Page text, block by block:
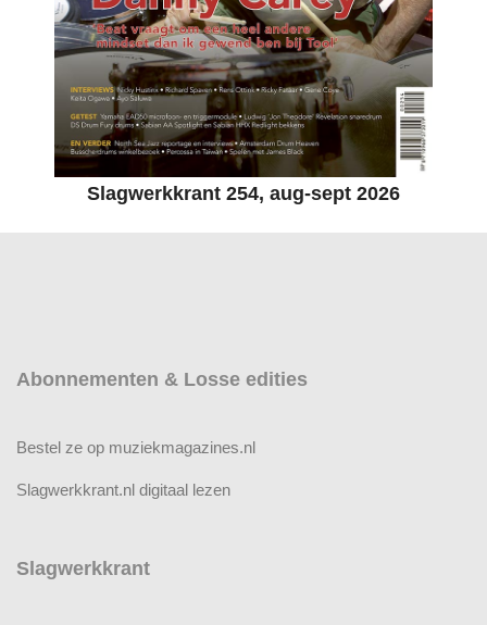
Slagwerkkrant 254, aug-sept 2026
Abonnementen & Losse edities
Bestel ze op muziekmagazines.nl
Slagwerkkrant.nl digitaal lezen
Slagwerkkrant